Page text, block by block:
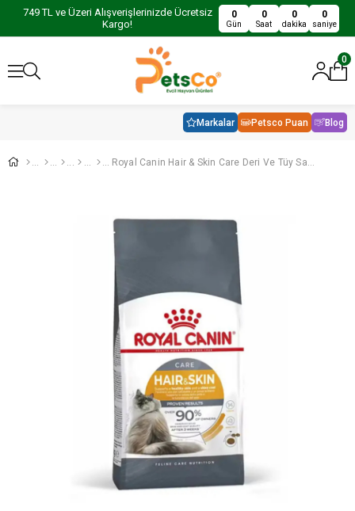
749 TL ve Üzeri Alışverişlerinizde Ücretsiz
Kargo!
0
Gün
0
Saat
0
dakika
0
saniye
0
Markalar Petsco Puan Blog
Royal Canin Hair & Skin Care Deri Ve Tüy Sağlığı Destekleyici Yetişkin Kedi Maması 10Kg